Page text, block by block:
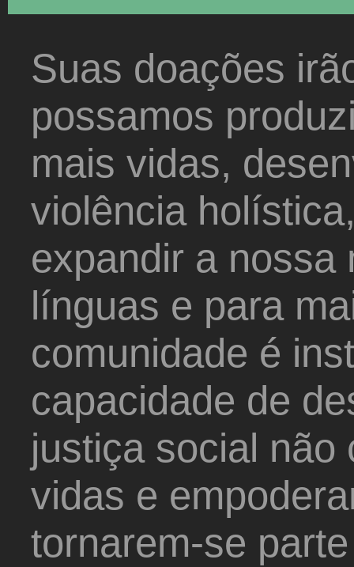
Suas doações
possamos
mais vidas,
violência
expandir a nossa
línguas e para
comunidade é
capacidade de
justiça social não
vidas e
tornarem-se